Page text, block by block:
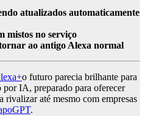
atualizados automaticamente
mistos no serviço
ao antigo Alexa normal
o futuro parecia brilhante para
por IA, preparado para oferecer
rivalizar até mesmo com empresas
.